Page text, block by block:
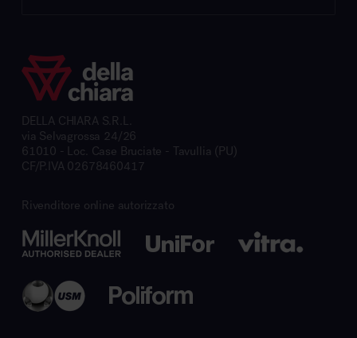
DELLA CHIARA S.R.L.
via Selvagrossa 24/26
61010 - Loc. Case Bruciate - Tavullia (PU)
CF/P.IVA 02678460417
Rivenditore online autorizzato